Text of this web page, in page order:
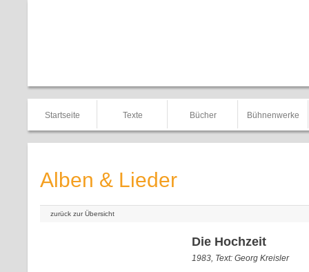
Startseite Texte Bücher Bühnenwerke
Alben & Lieder
zurück zur Übersicht
Die Hochzeit
1983, Text: Georg Kreisler